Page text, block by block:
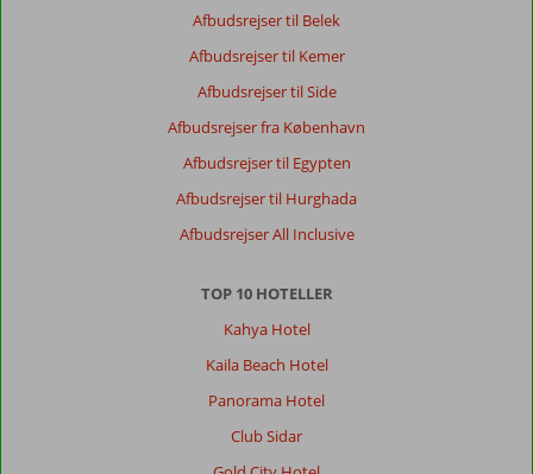
Afbudsrejser til Belek
Afbudsrejser til Kemer
Afbudsrejser til Side
Afbudsrejser fra København
Afbudsrejser til Egypten
Afbudsrejser til Hurghada
Afbudsrejser All Inclusive
TOP 10 HOTELLER
Kahya Hotel
Kaila Beach Hotel
Panorama Hotel
Club Sidar